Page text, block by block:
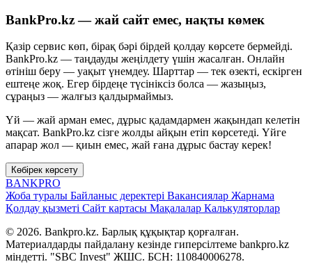
BankPro.kz — жай сайт емес, нақты көмек
Қазір сервис көп, бірақ бәрі бірдей қолдау көрсете бермейді.
BankPro.kz — таңдауды жеңілдету үшін жасалған. Онлайн
өтініш беру — уақыт үнемдеу. Шарттар — тек өзекті, ескірген
ештеңе жоқ. Егер бірдеңе түсініксіз болса — жазыңыз,
сұраңыз — жалғыз қалдырмаймыз.
Үй — жай арман емес, дұрыс қадамдармен жақындап келетін
мақсат. BankPro.kz сізге жолды айқын етіп көрсетеді. Үйге
апарар жол — қиын емес, жай ғана дұрыс бастау керек!
Көбірек көрсету
BANKPRO
Жоба туралы Байланыс деректері Вакансиялар Жарнама
Қолдау қызметі Сайт картасы Мақалалар Калькуляторлар
© 2026. Bankpro.kz. Барлық құқықтар қорғалған.
Материалдарды пайдалану кезінде гиперсілтеме bankpro.kz
міндетті. "SBC Invest" ЖШС. БСН: 110840006278.